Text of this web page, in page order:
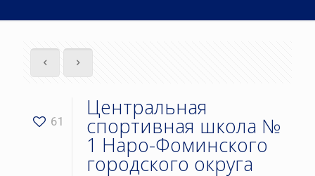
61
Центральная
спортивная школа №
1 Наро-Фоминского
городского округа